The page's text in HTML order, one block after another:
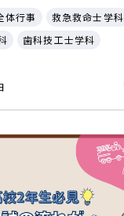
体行事
救急救命士学科
歯科技工士学科